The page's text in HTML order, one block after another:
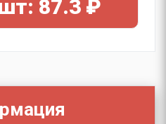
87.3 ₽